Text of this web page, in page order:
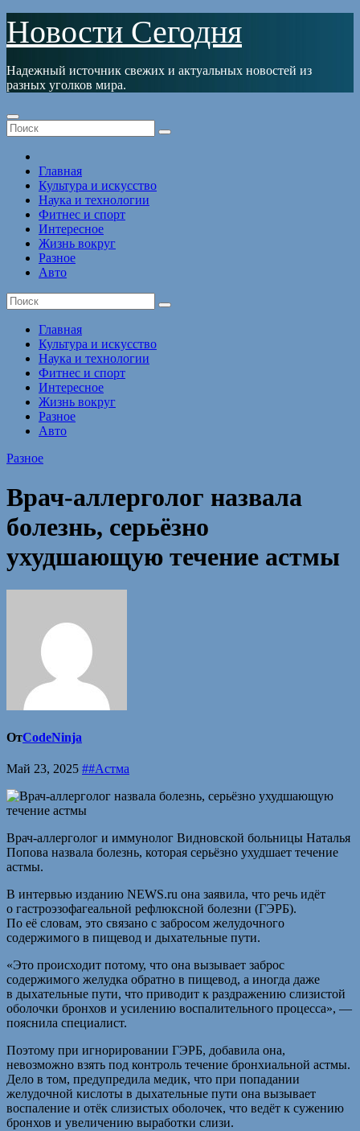
Перейти
содержимому
Новости Сегодня
Надежный источник свежих и актуальных новостей из
разных уголков мира.
Главная
Культура и искусство
Наука и технологии
Фитнес и спорт
Интересное
Жизнь вокруг
Разное
Авто
Главная
Культура и искусство
Наука и технологии
Фитнес и спорт
Интересное
Жизнь вокруг
Разное
Авто
Разное
Врач-аллерголог назвала
болезнь, серьёзно
ухудшающую течение астмы
ОтCodeNinja
Май 23, 2025 ##Астма
Врач-аллерголог и иммунолог Видновской больницы Наталья
Попова назвала болезнь, которая серьёзно ухудшает течение
астмы.
В интервью изданию NEWS.ru она заявила, что речь идёт
о гастроэзофагеальной рефлюксной болезни (ГЭРБ).
По её словам, это связано с забросом желудочного
содержимого в пищевод и дыхательные пути.
«Это происходит потому, что она вызывает заброс
содержимого желудка обратно в пищевод, а иногда даже
в дыхательные пути, что приводит к раздражению слизистой
оболочки бронхов и усилению воспалительного процесса», —
пояснила специалист.
Поэтому при игнорировании ГЭРБ, добавила она,
невозможно взять под контроль течение бронхиальной астмы.
Дело в том, предупредила медик, что при попадании
желудочной кислоты в дыхательные пути она вызывает
воспаление и отёк слизистых оболочек, что ведёт к сужению
бронхов и увеличению выработки слизи.